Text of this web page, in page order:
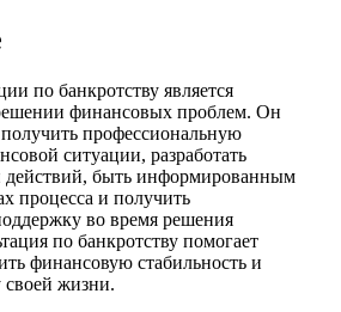
по банкротству является
финансовых проблем. Он
профессиональную
ситуации, разработать
быть информированным
процесса и получить
во время решения
по банкротству помогает
финансовую стабильность и
своей жизни.